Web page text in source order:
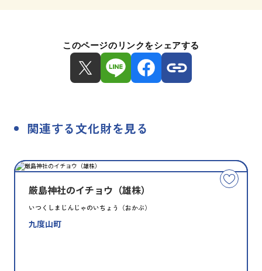
このページのリンクをシェアする
関連する文化財を見る
こ
の
厳島神社のイチョウ（雄株）
いつくしまじんじゃのいちょう（おかぶ）
九度山町
種
類
指
定